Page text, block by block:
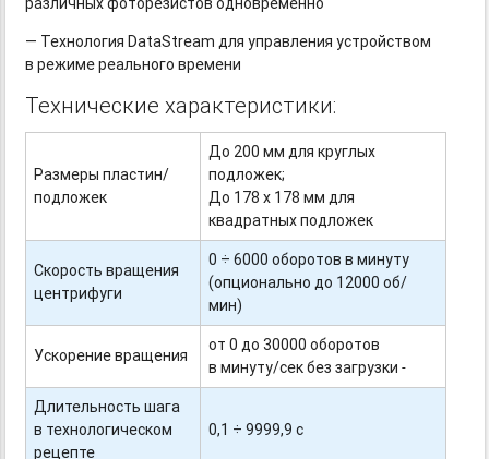
— Технология DataStream для управления устройством
в режиме реального времени
Технические характеристики:
Размеры пластин/
подложек
До 200 мм для круглых
подложек;
До 178 х 178 мм для
квадратных подложек
Скорость вращения
центрифуги
0 ÷ 6000 оборотов в минуту
(опционально до 12000 об/
мин)
Ускорение вращения
от 0 до 30000 оборотов
в минуту/сек без загрузки
Длительность шага
в технологическом
рецепте
0,1 ÷ 9999,9 с